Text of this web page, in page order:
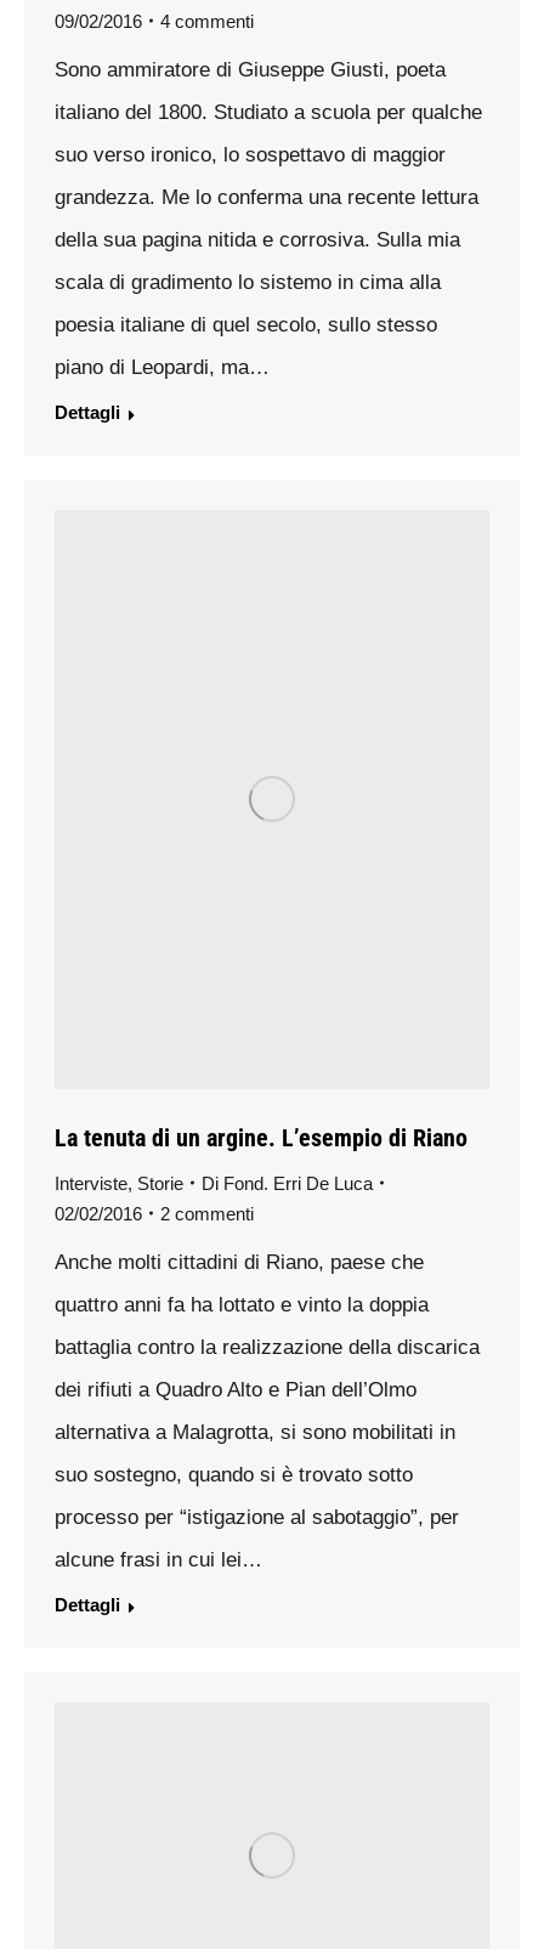
09/02/2016
4 commenti
Sono ammiratore di Giuseppe Giusti, poeta
italiano del 1800. Studiato a scuola per qualche
suo verso ironico, lo sospettavo di maggior
grandezza. Me lo conferma una recente lettura
della sua pagina nitida e corrosiva. Sulla mia
scala di gradimento lo sistemo in cima alla
poesia italiane di quel secolo, sullo stesso
piano di Leopardi, ma…
Dettagli
La tenuta di un argine. L’esempio di Riano
Interviste, Storie Di Fond. Erri De Luca
02/02/2016
2 commenti
Anche molti cittadini di Riano, paese che
quattro anni fa ha lottato e vinto la doppia
battaglia contro la realizzazione della discarica
dei rifiuti a Quadro Alto e Pian dell’Olmo
alternativa a Malagrotta, si sono mobilitati in
suo sostegno, quando si è trovato sotto
processo per “istigazione al sabotaggio”, per
alcune frasi in cui lei…
Dettagli